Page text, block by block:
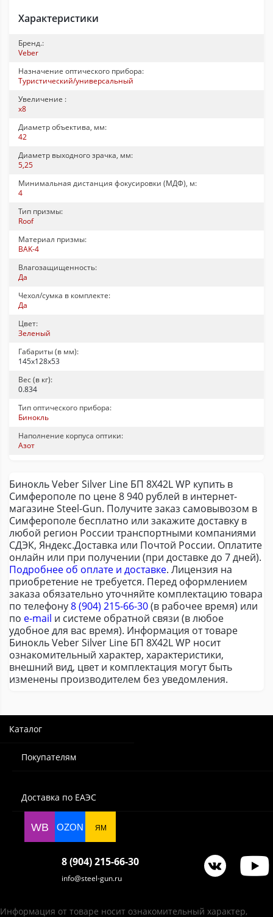
Характеристики
Бренд.:
Veber
Назначение оптического прибора:
Туристический/универсальный
Увеличение :
х8
Диаметр объектива, мм:
42
Диаметр выходного зрачка, мм:
5,25
Минимальная дистанция фокусировки (МДФ), м:
4
Тип призмы:
Roof
Материал призмы:
BAK-4
Влагозащищенность:
Да
Чехол/сумка в комплекте:
Да
Цвет:
Зеленый
Габариты (в мм):
145х128х53
Вес (в кг):
0.834
Тип оптического прибора:
Бинокль
Наполнение корпуса оптики:
Азот
Бинокль Veber Silver Line БП 8X42L WP купить в
Симферополе по цене 8 940 рублей в интернет-
магазине Steel-Gun. Получите заказ самовывозом в
Симферополе бесплатно или закажите доставку в
любой регион России транспортными компаниями
СДЭК, Яндекс.Доставка или Почтой России. Оплатите
онлайн или при получении (при доставке до 7 дней).
Подробнее об оплате и доставке. Лицензия на
приобретение не требуется. Перед оформлением
заказа обязательно уточняйте комплектацию товара
по телефону8 (904) 215-66-30(в рабочее время) или
по e-mail и системе обратной связи (в любое
удобное для вас время). Информация от товаре
Бинокль Veber Silver Line БП 8X42L WP носит
ознакомительный характер, характеристики,
внешний вид, цвет и комплектация могут быть
изменены производителем без уведомления.
Каталог
Покупателям
Доставка по ЕАЭС
WB OZON ЯМ
8 (904) 215-66-30
info@steel-gun.ru
Информация от товаре носит ознакомительный характер,